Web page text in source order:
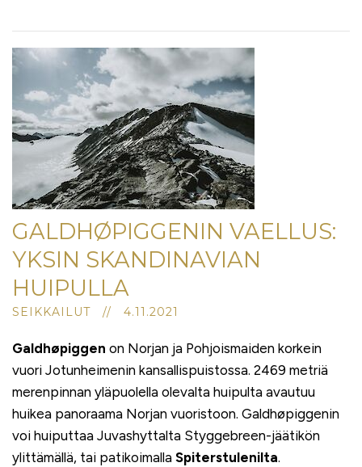
GALDHØPIGGENIN VAELLUS:
YKSIN SKANDINAVIAN
HUIPULLA
SEIKKAILUT // 4.11.2021
Galdhøpiggen on Norjan ja Pohjoismaiden korkein
vuori Jotunheimenin kansallispuistossa. 2469 metriä
merenpinnan yläpuolella olevalta huipulta avautuu
huikea panoraama Norjan vuoristoon. Galdhøpiggenin
voi huiputtaa Juvashyttalta Styggebreen-jäätikön
ylittämällä, tai patikoimalla Spiterstulenilta.